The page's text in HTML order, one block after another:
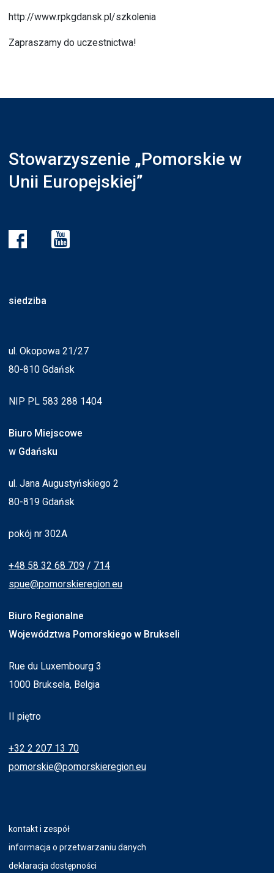
http://www.rpkgdansk.pl/szkolenia
Zapraszamy do uczestnictwa!
Stowarzyszenie „Pomorskie w
Unii Europejskiej”
siedziba
ul. Okopowa 21/27
80-810 Gdańsk
NIP PL 583 288 1404
Biuro Miejscowe
w Gdańsku
ul. Jana Augustyńskiego 2
80-819 Gdańsk
pokój nr 302A
+48 58 32 68 709 / 714
spue@pomorskieregion.eu
Biuro Regionalne
Województwa Pomorskiego w Brukseli
Rue du Luxembourg 3
1000 Bruksela, Belgia
II piętro
+32 2 207 13 70
pomorskie@pomorskieregion.eu
kontakt i zespół
informacja o przetwarzaniu danych
deklaracja dostępności